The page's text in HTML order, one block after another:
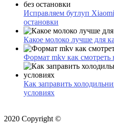
Исправляем бутлуп
остановки
Какое молоко лучше для
Формат mkv как смотреть
Как заправить
условиях
2020 Copyright ©